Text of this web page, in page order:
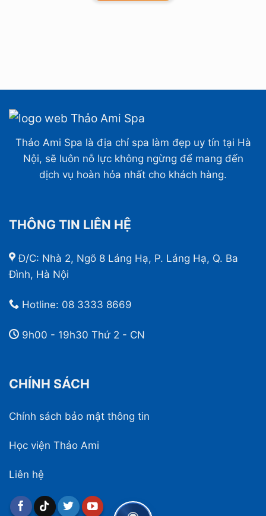
Thảo Ami Spa là địa chỉ spa làm đẹp uy tín tại Hà
Nội, sẽ luôn nỗ lực không ngừng để mang đến
dịch vụ hoàn hỏa nhất cho khách hàng.
THÔNG TIN LIÊN HỆ
Đ/C: Nhà 2, Ngõ 8 Láng Hạ, P. Láng Hạ, Q. Ba
Đình, Hà Nội
Hotline: 08 3333 8669
9h00 - 19h30 Thứ 2 - CN
CHÍNH SÁCH
Chính sách bảo mật thông tin
Học viện Thảo Ami
Liên hệ